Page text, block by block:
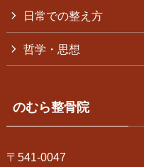
日常での整え方
哲学・思想
のむら整骨院
〒541-0047